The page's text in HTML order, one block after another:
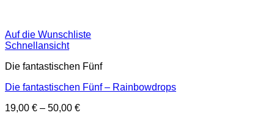
Auf die Wunschliste
Schnellansicht
Die fantastischen Fünf
Die fantastischen Fünf – Rainbowdrops
19,00 € – 50,00 €